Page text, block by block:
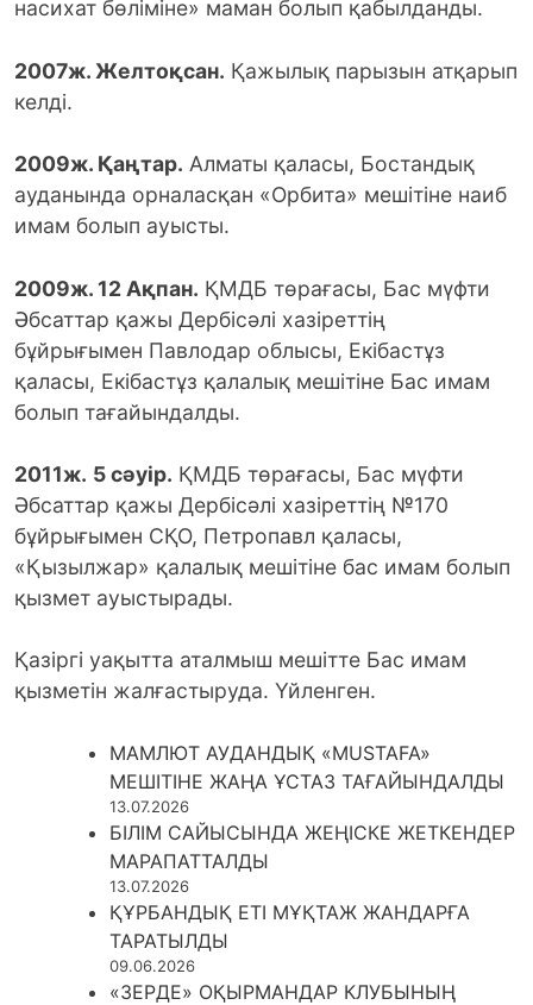
насихат бөліміне» маман болып қабылданды.
2007ж. Желтоқсан. Қажылық парызын атқарып
келді.
2009ж. Қаңтар. Алматы қаласы, Бостандық
ауданында орналасқан «Орбита» мешітіне наиб
имам болып ауысты.
2009ж. 12 Ақпан. ҚМДБ төрағасы, Бас мүфти
Әбсаттар қажы Дербісәлі хазіреттің
бұйрығымен Павлодар облысы, Екібастұз
қаласы, Екібастұз қалалық мешітіне Бас имам
болып тағайындалды.
2011ж. 5 сәуір. ҚМДБ төрағасы, Бас мүфти
Әбсаттар қажы Дербісәлі хазіреттің №170
бұйрығымен СҚО, Петропавл қаласы,
«Қызылжар» қалалық мешітіне бас имам болып
қызмет ауыстырады.
Қазіргі уақытта аталмыш мешітте Бас имам
қызметін жалғастыруда. Үйленген.
МАМЛЮТ АУДАНДЫҚ «MUSTAFA»
МЕШІТІНЕ ЖАҢА ҰСТАЗ ТАҒАЙЫНДАЛДЫ
13.07.2026
БІЛІМ САЙЫСЫНДА ЖЕҢІСКЕ ЖЕТКЕНДЕР
МАРАПАТТАЛДЫ
13.07.2026
ҚҰРБАНДЫҚ ЕТІ МҰҚТАЖ ЖАНДАРҒА
ТАРАТЫЛДЫ
09.06.2026
«ЗЕРДЕ» ОҚЫРМАНДАР КЛУБЫНЫҢ